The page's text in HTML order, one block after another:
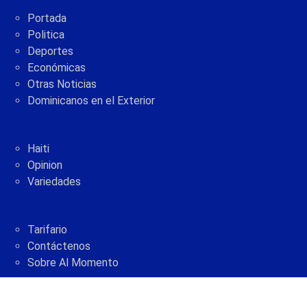
Portada
Politica
Deportes
Económicas
Otras Noticias
Dominicanos en el Exterior
Haiti
Opinion
Variedades
Tarifario
Contáctenos
Sobre Al Momento